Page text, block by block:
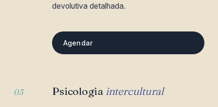
devolutiva detalhada.
Agendar
03 Psicologia intercultural